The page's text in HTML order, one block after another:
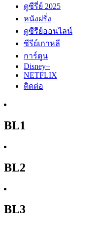
ดูซีรี่ย์ 2025
หนังฝรั่ง
ดูซีรีย์ออนไลน์
ซีรีย์เกาหลี
การ์ตูน
Disney+
NETFLIX
ติดต่อ
BL1
BL2
BL3